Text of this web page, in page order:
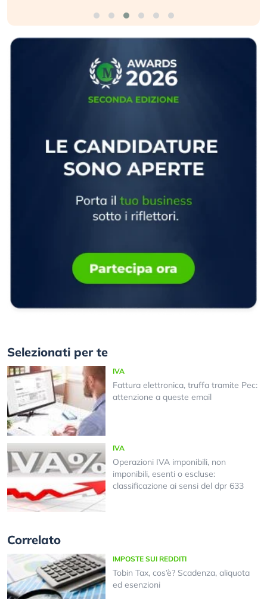
Selezionati per te
IVA
Fattura elettronica, truffa tramite Pec:
attenzione a queste email
IVA
Operazioni IVA imponibili, non
imponibili, esenti o escluse:
classificazione ai sensi del dpr 633
Correlato
IMPOSTE SUI REDDITI
Tobin Tax, cos’è? Scadenza, aliquota
ed esenzioni